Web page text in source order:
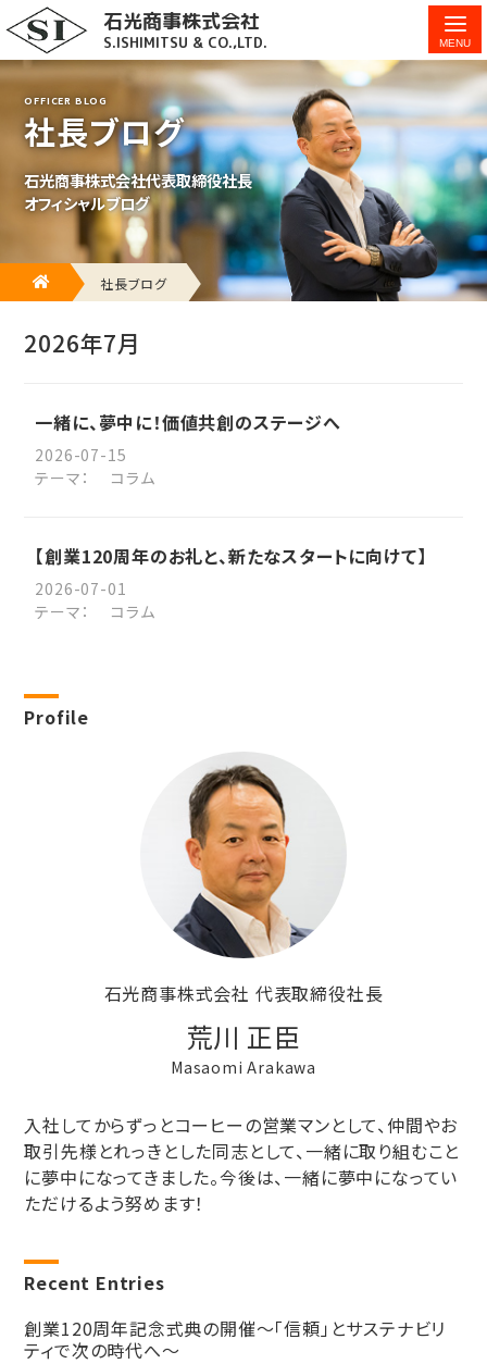
7月 2026 - 石光商事株式会社
石光商事株式会社
S.ISHIMITSU & CO.,LTD.
OFFICER BLOG
社長ブログ
石光商事株式会社代表取締役社長
オフィシャルブログ
HOME社長ブログ
2026年7月
一緒に、夢中に！価値共創のステージへ
2026-07-15
テーマ：
コラム
【創業120周年のお礼と、新たなスタートに向けて】
2026-07-01
テーマ：
コラム
Profile
石光商事株式会社 代表取締役社長
荒川 正臣
Masaomi Arakawa
入社してからずっとコーヒーの営業マンとして、仲間やお
取引先様とれっきとした同志として、一緒に取り組むこと
に夢中になってきました。今後は、一緒に夢中になってい
ただけるよう努めます！
Recent Entries
創業120周年記念式典の開催～「信頼」とサステナビリ
ティで次の時代へ～